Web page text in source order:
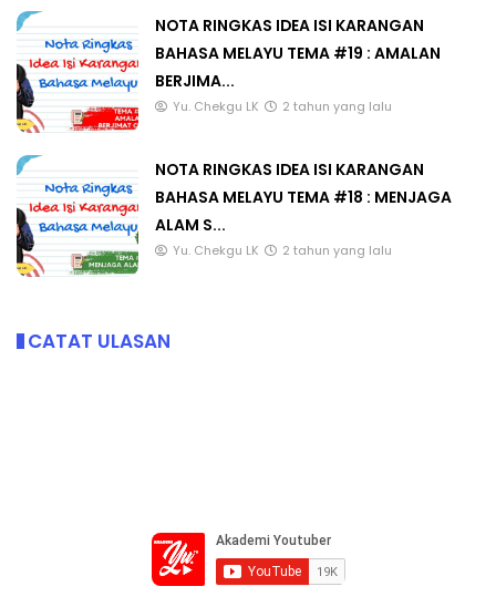
NOTA RINGKAS IDEA ISI KARANGAN
BAHASA MELAYU TEMA #19 : AMALAN
BERJIMA...
Yu. Chekgu LK 2 tahun yang lalu
NOTA RINGKAS IDEA ISI KARANGAN
BAHASA MELAYU TEMA #18 : MENJAGA
ALAM S...
Yu. Chekgu LK 2 tahun yang lalu
CATAT ULASAN